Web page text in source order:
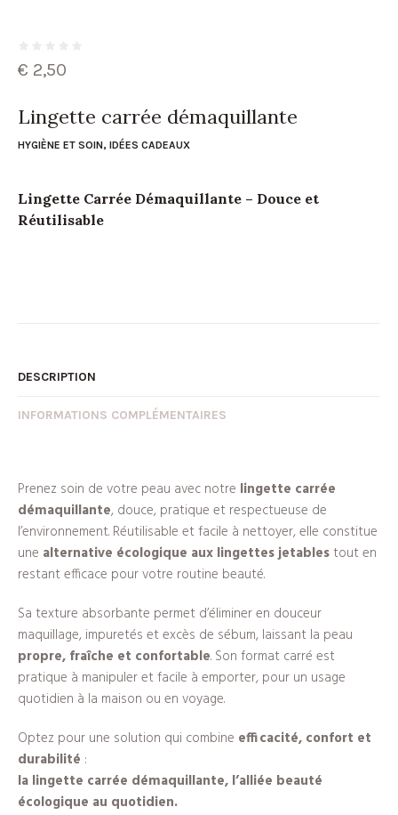
€ 2,50
Lingette carrée démaquillante
HYGIÈNE ET SOIN, IDÉES CADEAUX
Lingette Carrée Démaquillante – Douce et
Réutilisable
DESCRIPTION
INFORMATIONS COMPLÉMENTAIRES
Prenez soin de votre peau avec notre lingette carrée
démaquillante, douce, pratique et respectueuse de
l’environnement. Réutilisable et facile à nettoyer, elle constitue
une alternative écologique aux lingettes jetablestout en
restant efficace pour votre routine beauté.
Sa texture absorbante permet d’éliminer en douceur
maquillage, impuretés et excès de sébum, laissant la peau
propre, fraîche et confortable. Son format carré est
pratique à manipuler et facile à emporter, pour un usage
quotidien à la maison ou en voyage.
Optez pour une solution qui combine efficacité, confort et
durabilité :
la lingette carrée démaquillante, l’alliée beauté
écologique au quotidien.